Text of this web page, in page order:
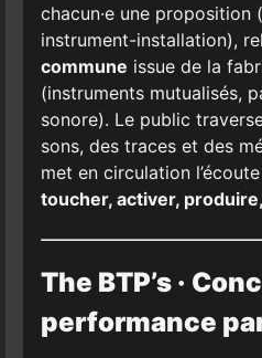
chacun·e une
instrument-installation),
commune issue de la
(instruments mutualisés,
sonore). Le public
sons, des traces et des
met en circulation
toucher, activer,
The BTP’s ·
performance